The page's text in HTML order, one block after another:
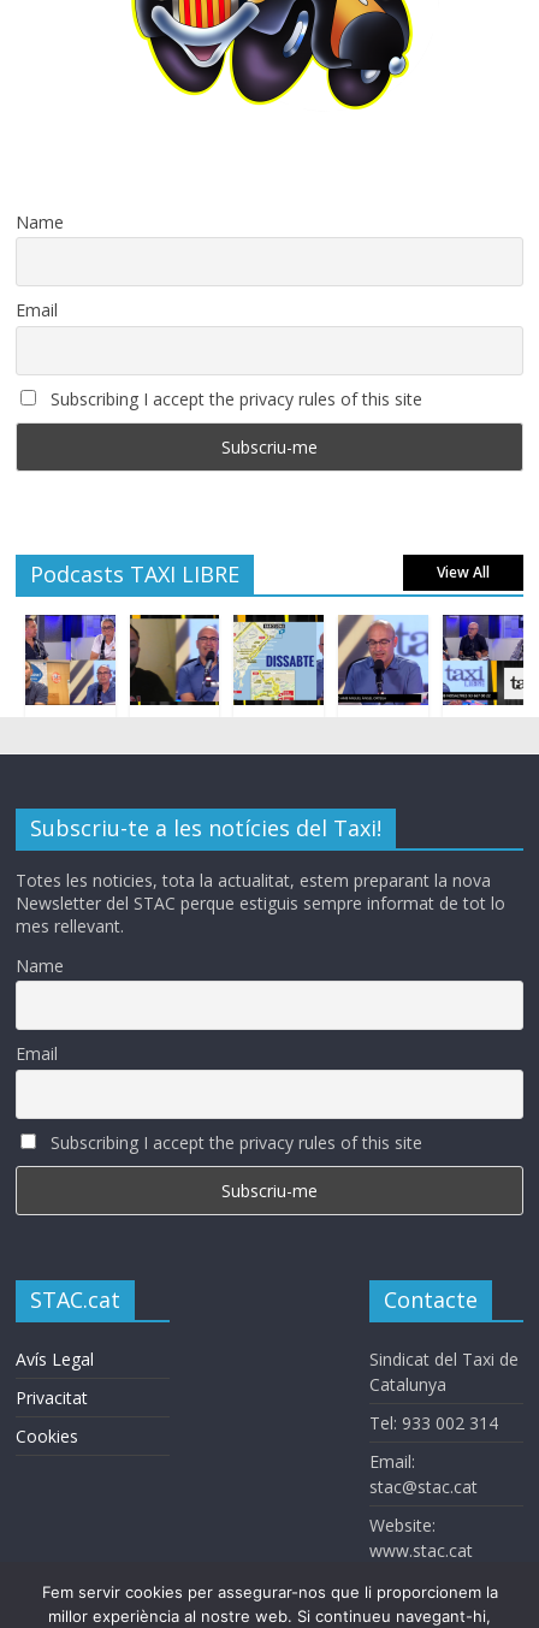
Name
Email
Subscribing I accept the privacy rules of this site
Podcasts TAXI LIBRE View All
Subscriu-te a les notícies del Taxi!
Totes les noticies, tota la actualitat, estem preparant la nova
Newsletter del STAC perque estiguis sempre informat de tot lo
mes rellevant.
Name
Email
Subscribing I accept the privacy rules of this site
STAC.cat
Avís Legal
Privacitat
Cookies
Contacte
Sindicat del Taxi de
Catalunya
Tel: 933 002 314
Email:
stac@stac.cat
Website:
www.stac.cat
Fem servir cookies per assegurar-nos que li proporcionem la
millor experiència al nostre web. Si continueu navegant-hi,